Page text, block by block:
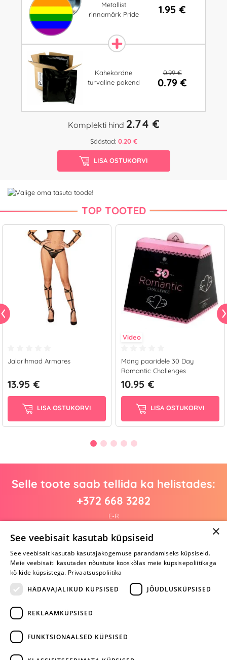
Metallist
rinnamärk Pride
1.95 €
Kahekordne
turvaline pakend
0.99 €
0.79 €
Komplekti hind 2.74 €
Säästad: 0.20 €
LISA OSTUKORVI
TOP TOOTED
Jalarihmad Armares
13.95 €
LISA OSTUKORVI
Video
Mäng paaridele 30 Day
Romantic Challenges
10.95 €
LISA OSTUKORVI
Selle toote saab tellida ka helistades:
+372 668 3282
E-R
Arvustusi veel pole
Ole esimene!
Kirjuta arvustus ja SAA KINGITUS!
×
See veebisait kasutab küpsiseid
See veebisait kasutab kasutajakogemuse parandamiseks küpsiseid.
Meie veebisaiti kasutades nõustute kooskõlas meie küpsisepoliitikaga
kõikide küpsistega. Privaatsuspoliitika
HÄDAVAJALIKUD KÜPSISED
JÕUDLUSKÜPSISED
REKLAAMKÜPSISED
FUNKTSIONAALSED KÜPSISED